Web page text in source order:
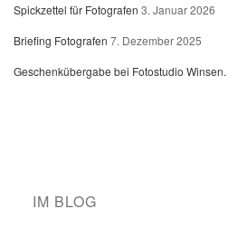
Spickzettel für Fotografen 3. Januar 2026
Briefing Fotografen 7. Dezember 2025
Geschenkübergabe bei Fotostudio Winsen.
IM BLOG